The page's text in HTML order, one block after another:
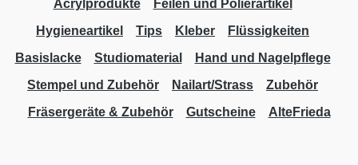
Acrylprodukte
Feilen und Polierartikel
Hygieneartikel
Tips Kleber
Flüssigkeiten
Basislacke
Studiomaterial
Hand und Nagelpflege
Stempel und Zubehör
Nailart/Strass
Zubehör
Fräsergeräte & Zubehör
Gutscheine AlteFrieda